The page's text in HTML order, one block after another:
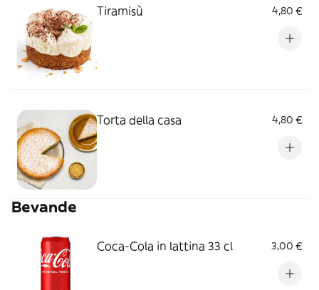
Tiramisù 4,80 €
Torta della casa 4,80 €
Bevande
Coca-Cola in lattina 33 cl 3,00 €